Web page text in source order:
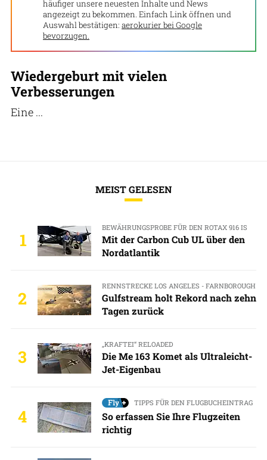
häufiger unsere neuesten Inhalte und News
angezeigt zu bekommen. Einfach Link öffnen und
Auswahl bestätigen: aerokurier bei Google
bevorzugen.
Wiedergeburt mit vielen
Verbesserungen
Eine ...
MEIST GELESEN
1
BEWÄHRUNGSPROBE FÜR DEN ROTAX 916 IS
Mit der Carbon Cub UL über den
Nordatlantik
2
RENNSTRECKE LOS ANGELES - FARNBOROUGH
Gulfstream holt Rekord nach zehn
Tagen zurück
3
„KRAFTEI“ RELOADED
Die Me 163 Komet als Ultraleicht-
Jet-Eigenbau
4
TIPPS FÜR DEN FLUGBUCHEINTRAG
So erfassen Sie Ihre Flugzeiten
richtig